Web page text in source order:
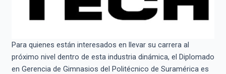
Para quienes están interesados en llevar su carrera al
próximo nivel dentro de esta industria dinámica, el Diplomado
en Gerencia de Gimnasios del Politécnico de Suramérica es